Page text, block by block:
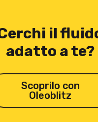
il
adatto a te?
Scoprilo con
Oleoblitz